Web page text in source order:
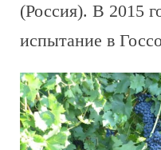
(Россия). В 2015
испытание в